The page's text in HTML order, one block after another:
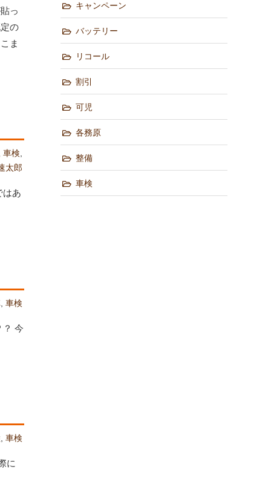
っ
の
ま
車検,
太郎
はあ
車検
？ 今
, 車検
に
キャンペーン
バッテリー
リコール
割引
可児
各務原
整備
車検